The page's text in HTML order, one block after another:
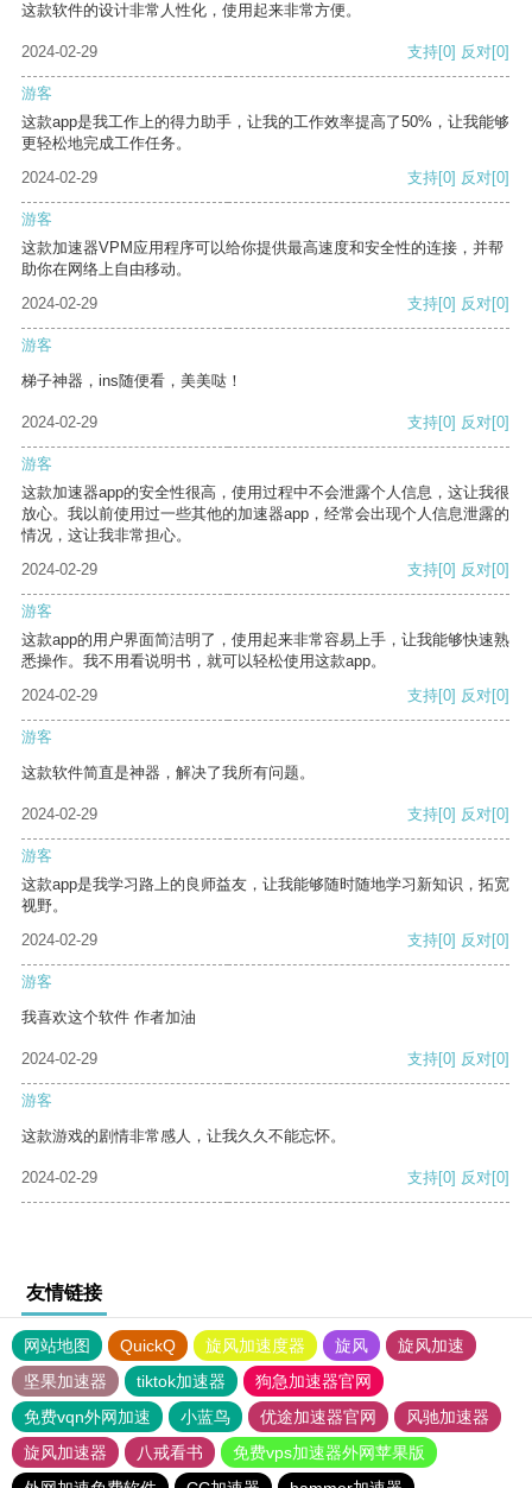
这款软件的设计非常人性化，使用起来非常方便。
2024-02-29 支持[0] 反对[0]
游客
这款app是我工作上的得力助手，让我的工作效率提高了50%，让我能够
更轻松地完成工作任务。
2024-02-29
支持[0] 反对[0]
游客
这款加速器VPM应用程序可以给你提供最高速度和安全性的连接，并帮
助你在网络上自由移动。
2024-02-29
支持[0] 反对[0]
游客
梯子神器，ins随便看，美美哒！
2024-02-29 支持[0] 反对[0]
游客
这款加速器app的安全性很高，使用过程中不会泄露个人信息，这让我很
放心。我以前使用过一些其他的加速器app，经常会出现个人信息泄露的
情况，这让我非常担心。
2024-02-29
支持[0] 反对[0]
游客
这款app的用户界面简洁明了，使用起来非常容易上手，让我能够快速熟
悉操作。我不用看说明书，就可以轻松使用这款app。
2024-02-29
支持[0] 反对[0]
游客
这款软件简直是神器，解决了我所有问题。
2024-02-29 支持[0] 反对[0]
游客
这款app是我学习路上的良师益友，让我能够随时随地学习新知识，拓宽
视野。
2024-02-29
支持[0] 反对[0]
游客
我喜欢这个软件 作者加油
2024-02-29 支持[0] 反对[0]
游客
这款游戏的剧情非常感人，让我久久不能忘怀。
2024-02-29 支持[0] 反对[0]
友情链接
网站地图 QuickQ 旋风加速度器 旋风
旋风加速
坚果加速器
tiktok加速器
狗急加速器官网
免费vqn外网加速
小蓝鸟 优途加速器官网
风驰加速器
旋风加速器
八戒看书
免费vps加速器外网苹果版